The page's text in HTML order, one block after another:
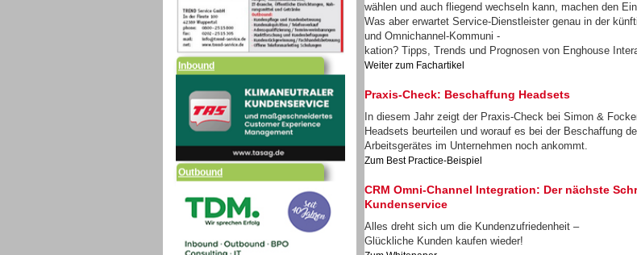
Inbound
Outbound
wählen und auch fliegend wechseln kann, machen den
Was aber erwartet Service-Dienstleister genau in der
und Omnichannel-Kommuni -
kation? Tipps, Trends und Prognosen von Enghouse
Weiter zum Fachartikel
Praxis-Check: Beschaffung Headsets
In diesem Jahr zeigt der Praxis-Check bei Simon &
Headsets beurteilen und worauf es bei der Beschaffung
Arbeitsgerätes im Unternehmen noch ankommt.
Zum Best Practice-Beispiel
CRM Omni-Channel Integration: Der nächste
Kundenservice
Alles dreht sich um die Kundenzufriedenheit –
Glückliche Kunden kaufen wieder!